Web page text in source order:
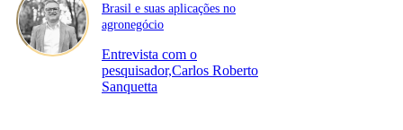
Brasil e suas aplicações no
agronegócio
Entrevista com o
pesquisador,Carlos Roberto
Sanquetta